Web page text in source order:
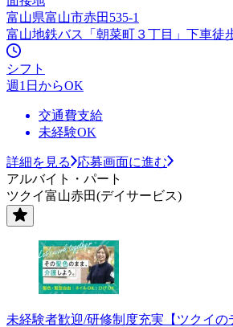
富山県富山市赤田535-1
富山地鉄バス「朝菜町３丁目」下車徒
シフト
週1日からOK
交通費支給
未経験OK
詳細を見る
応募画面に進む
アルバイト・パート
ツクイ富山赤田(デイサービス)
未経験者歓迎/研修制度充実【ツクイ